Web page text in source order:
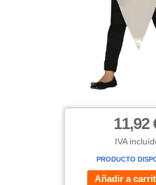
11,92
IVA
PRODUCTO
Añadir a